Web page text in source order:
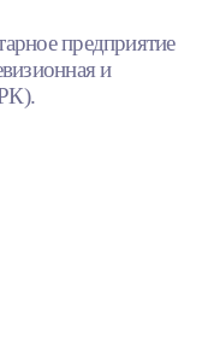
предприятие
и